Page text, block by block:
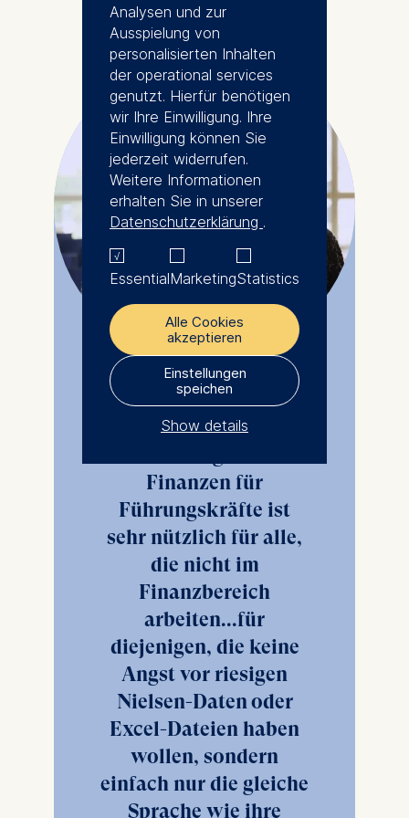
Teilnehmer-Stimmen
Finanzen für
Führungskräfte ist
sehr nützlich für alle,
die nicht im
Finanzbereich
arbeiten...für
diejenigen, die keine
Angst vor riesigen
Nielsen-Daten oder
Excel-Dateien haben
wollen, sondern
einfach nur die gleiche
Sprache wie ihre
Analysen und zur
Ausspielung von
personalisierten Inhalten
der operational services
genutzt. Hierfür benötigen
wir Ihre Einwilligung. Ihre
Einwilligung können Sie
jederzeit widerrufen.
Weitere Informationen
erhalten Sie in unserer
Datenschutzerklärung .
EssentialMarketingStatistics
Alle Cookies
akzeptieren
Einstellungen
speichen
Show details
The controller responsible
for data processing is
ESMT European School of
Management and
Technology GmbH
Schlossplatz 1, 10178 Berlin,
Germany
We use cookies for the
following purposes:
Analyzing website
usage
Marketing and
personalized content